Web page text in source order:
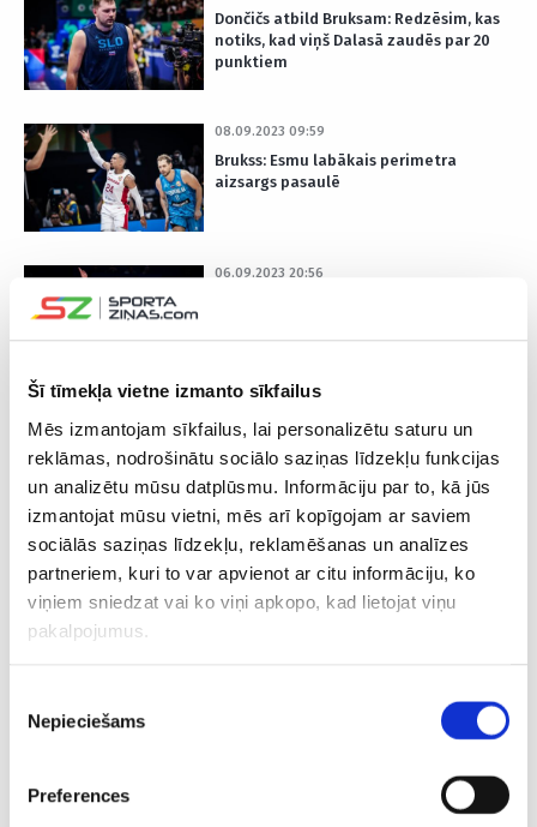
Šī tīmekļa vietne izmanto sīkfailus
Mēs izmantojam sīkfailus, lai personalizētu saturu un
reklāmas, nodrošinātu sociālo saziņas līdzekļu funkcijas
un analizētu mūsu datplūsmu. Informāciju par to, kā jūs
izmantojat mūsu vietni, mēs arī kopīgojam ar saviem
sociālās saziņas līdzekļu, reklamēšanas un analīzes
partneriem, kuri to var apvienot ar citu informāciju, ko
viņiem sniedzat vai ko viņi apkopo, kad lietojat viņu
pakalpojumus.
izvēle
Nepieciešams
Preferences
Dončičs atbild Bruksam: Redzēsim, kas
notiks, kad viņš Dalasā zaudēs par 20
punktiem
08.09.2023 09:59
Brukss: Esmu labākais perimetra
aizsargs pasaulē
06.09.2023 20:56
cimdiem (VIDEO)
Bijušais spēlētājs: Brukss labi
iederētos Dalasā ar Ērvingu un
Dončiču
02.05.2023 21:44
Avoti: “Grizzlies” komandas
balamutei Bruksam nepiedāvās jaunu
Brukss par Lebronu: Man vienalga par